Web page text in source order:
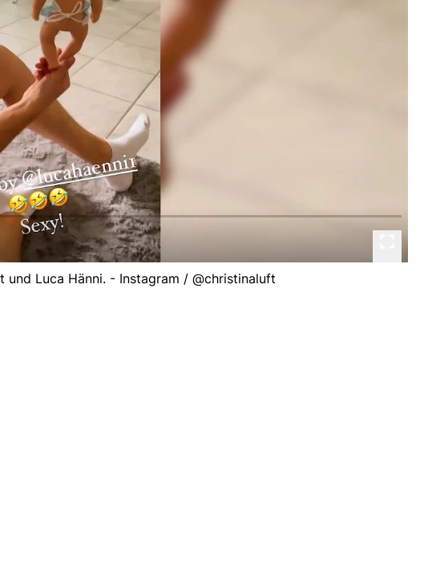
Luca Hänni. - Instagram / @christinaluft